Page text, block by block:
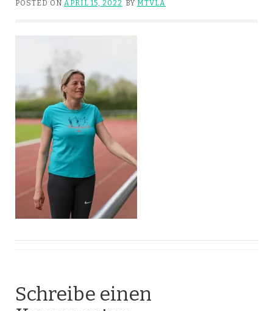
POSTED ON APRIL 15, 2022 BY MTVLA
Schreibe einen